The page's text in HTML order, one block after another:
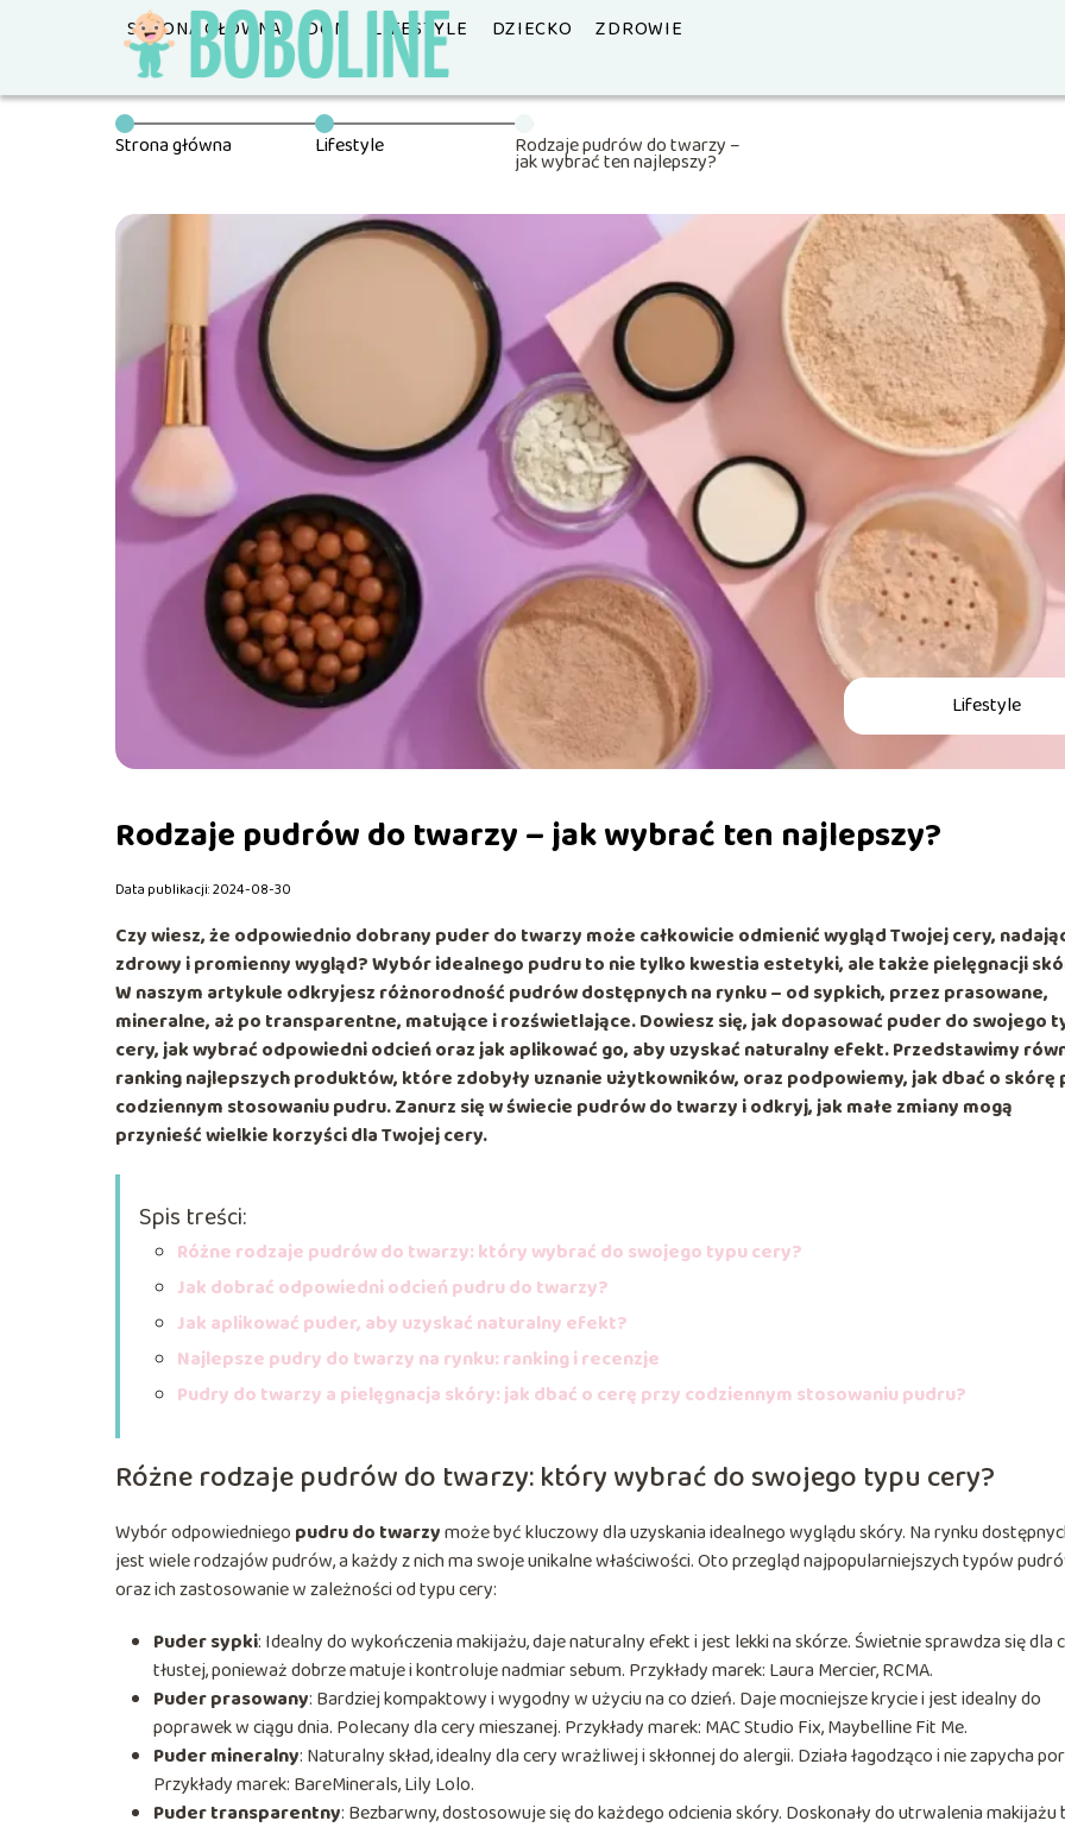
STRONA GŁÓWNA DOM LIFESTYLE DZIECKO ZDROWIE
Strona główna Lifestyle Rodzaje pudrów do twarzy –
jak wybrać ten najlepszy?
Lifestyle
Rodzaje pudrów do twarzy – jak wybrać ten najlepszy?
Data publikacji: 2024-08-30
Czy wiesz, że odpowiednio dobrany puder do twarzy może całkowicie odmienić wygląd Twojej cery,
zdrowy i promienny wygląd? Wybór idealnego pudru to nie tylko kwestia estetyki, ale także pielęgnacji
W naszym artykule odkryjesz różnorodność pudrów dostępnych na rynku – od sypkich, przez prasowane,
mineralne, aż po transparentne, matujące i rozświetlające. Dowiesz się, jak dopasować puder do swojego
cery, jak wybrać odpowiedni odcień oraz jak aplikować go, aby uzyskać naturalny efekt. Przedstawimy
ranking najlepszych produktów, które zdobyły uznanie użytkowników, oraz podpowiemy, jak dbać o skórę
codziennym stosowaniu pudru. Zanurz się w świecie pudrów do twarzy i odkryj, jak małe zmiany mogą
przynieść wielkie korzyści dla Twojej cery.
Spis treści:
Różne rodzaje pudrów do twarzy: który wybrać do swojego typu cery?
Jak dobrać odpowiedni odcień pudru do twarzy?
Jak aplikować puder, aby uzyskać naturalny efekt?
Najlepsze pudry do twarzy na rynku: ranking i recenzje
Pudry do twarzy a pielęgnacja skóry: jak dbać o cerę przy codziennym stosowaniu pudru?
Różne rodzaje pudrów do twarzy: który wybrać do swojego typu cery?
Wybór odpowiedniego pudru do twarzymoże być kluczowy dla uzyskania idealnego wyglądu skóry. Na rynku
jest wiele rodzajów pudrów, a każdy z nich ma swoje unikalne właściwości. Oto przegląd najpopularniejszych typów
oraz ich zastosowanie w zależności od typu cery:
Puder sypki: Idealny do wykończenia makijażu, daje naturalny efekt i jest lekki na skórze. Świetnie sprawdza się dla
tłustej, ponieważ dobrze matuje i kontroluje nadmiar sebum. Przykłady marek: Laura Mercier, RCMA.
Puder prasowany: Bardziej kompaktowy i wygodny w użyciu na co dzień. Daje mocniejsze krycie i jest idealny do
poprawek w ciągu dnia. Polecany dla cery mieszanej. Przykłady marek: MAC Studio Fix, Maybelline Fit Me.
Puder mineralny: Naturalny skład, idealny dla cery wrażliwej i skłonnej do alergii. Działa łagodząco i nie zapycha
Przykłady marek: BareMinerals, Lily Lolo.
Puder transparentny: Bezbarwny, dostosowuje się do każdego odcienia skóry. Doskonały do utrwalenia makijażu